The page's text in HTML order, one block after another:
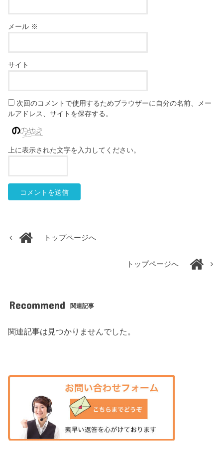
メール ※
サイト
次回のコメントで使用するためブラウザーに自分の名前、メー
ルアドレス、サイトを保存する。
上に表示された文字を入力してください。
トップページへ
トップページへ
Recommend 関連記事
関連記事は見つかりませんでした。